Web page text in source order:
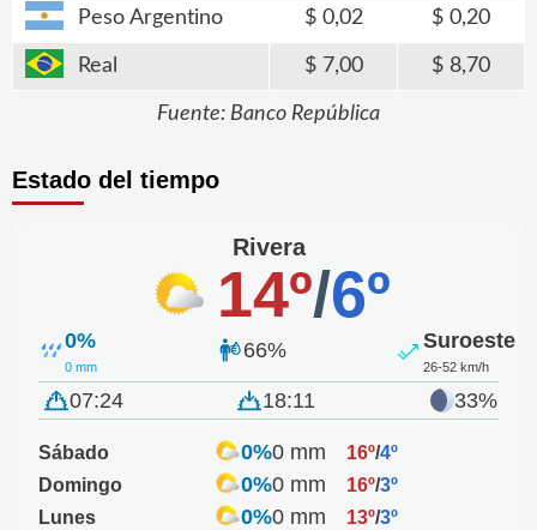
Peso Argentino 0,02 0,20
Real 7,00 8,70
Fuente: Banco República
Estado del tiempo
Rivera
14º/6º
0%
0 mm
66% Suroeste
26-52 km/h
07:24 18:11 33%
Sábado 0%0 mm 16º/4º
Domingo
0%0 mm 16º/3º
Lunes
0%0 mm 13º/3º